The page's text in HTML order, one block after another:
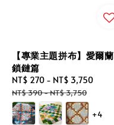
【專業主題拼布】愛爾蘭
鎖鏈篇
Sale
price
NT$ 270 - NT$ 3,750
NT$ 390-NT$ 3,750
+4